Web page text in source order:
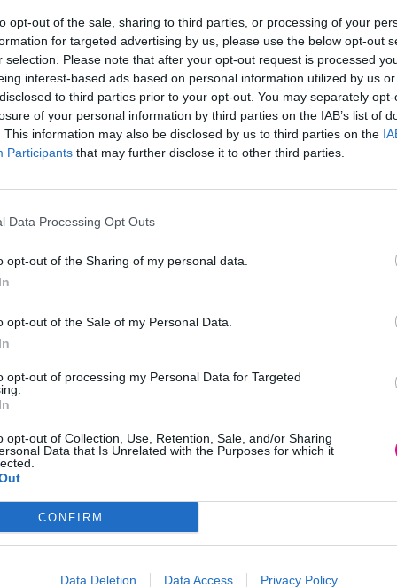
opt-out of the sale, sharing to third parties, or processing of your
for targeted advertising by us, please use the below opt-out
selection. Please note that after your opt-out request is processed
interest-based ads based on personal information utilized by us
to third parties prior to your opt-out. You may separately
of your personal information by third parties on the IAB’s list of
This information may also be disclosed by us to third parties on the
Participants that may further disclose it to other third parties.
Data Processing Opt Outs
opt-out of the Sharing of my personal data.
opt-out of the Sale of my Personal Data.
opt-out of processing my Personal Data for Targeted
opt-out of Collection, Use, Retention, Sale, and/or Sharing
Data that Is Unrelated with the Purposes for which it
CONFIRM
Data Deletion Data Access Privacy Policy
BIPHASIC SPRAY
€
KEZY AVOCADO HYDRA &
CREAM 250ml
16,00€
Επιλογή
PUMP UP SPRAY
€ 16,00€